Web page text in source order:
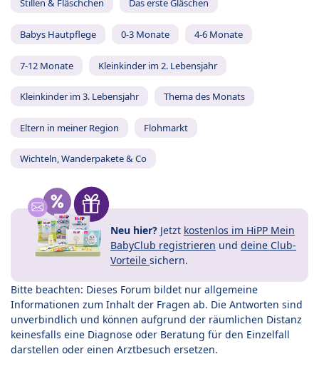
Stillen & Fläschchen Das erste Gläschen
Babys Hautpflege 0-3 Monate 4-6 Monate
7-12 Monate Kleinkinder im 2. Lebensjahr
Kleinkinder im 3. Lebensjahr Thema des Monats
Eltern in meiner Region Flohmarkt
Wichteln, Wanderpakete & Co
Neu hier? Jetzt kostenlos im HiPP Mein
BabyClub registrieren und deine Club-
Vorteile sichern.
Bitte beachten: Dieses Forum bildet nur allgemeine
Informationen zum Inhalt der Fragen ab. Die Antworten sind
unverbindlich und können aufgrund der räumlichen Distanz
keinesfalls eine Diagnose oder Beratung für den Einzelfall
darstellen oder einen Arztbesuch ersetzen.